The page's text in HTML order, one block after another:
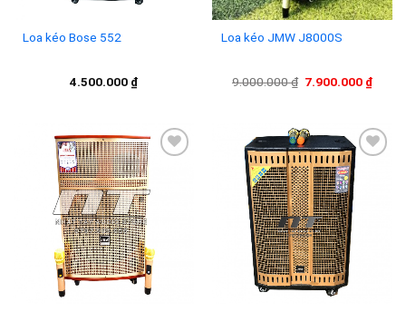
Loa kéo Bose 552
4.500.000 ₫
Loa kéo JMW J8000S
9.000.000₫ Giá
7.900.000 ₫Giá
Add to
wishlist